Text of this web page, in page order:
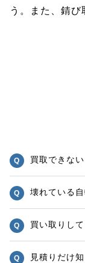
う。また、錆び
買取できな
壊れている
買い取りし
見積りだけ